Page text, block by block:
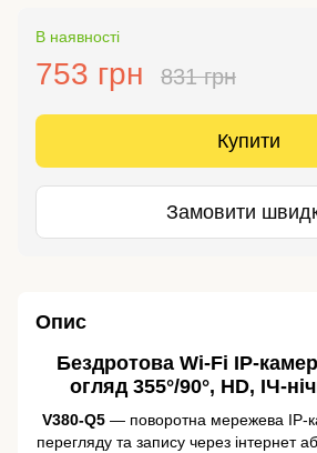
В наявності
753 грн 831 грн
Купити
Замовити
Опис
Бездротова Wi-Fi IP-
огляд 355°/90°, HD, ІЧ-
V380-Q5— поворотна мережева IP-
перегляду та запису через інтернет